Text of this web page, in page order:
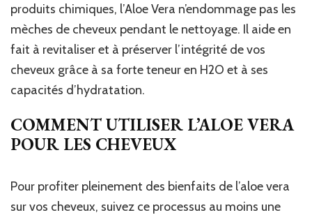
produits chimiques, l’Aloe Vera n’endommage pas les
mèches de cheveux pendant le nettoyage. Il aide en
fait à revitaliser et à préserver l’intégrité de vos
cheveux grâce à sa forte teneur en H2O et à ses
capacités d’hydratation.
COMMENT UTILISER L’ALOE VERA
POUR LES CHEVEUX
Pour profiter pleinement des bienfaits de l’aloe vera
sur vos cheveux, suivez ce processus au moins une